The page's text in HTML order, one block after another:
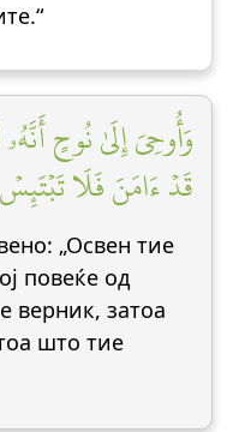
وَأُوحِيَ إِلَىٰ نُوحٍ
قَدۡ ءَامَنَ فَلَا تَبۡتَئِسۡ
„Освен тие
повеќе од
верник, затоа
што тие